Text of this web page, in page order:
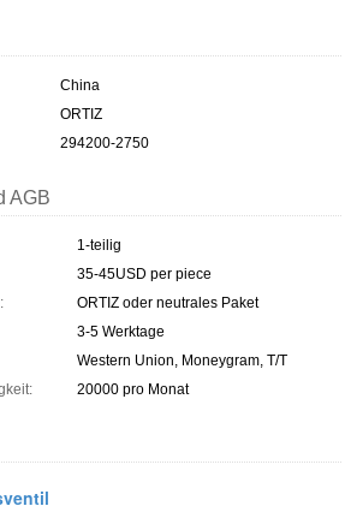
China
ORTIZ
294200-2750
AGB
1-teilig
35-45USD per piece
ORTIZ oder neutrales Paket
3-5 Werktage
Western Union, Moneygram, T/T
20000 pro Monat